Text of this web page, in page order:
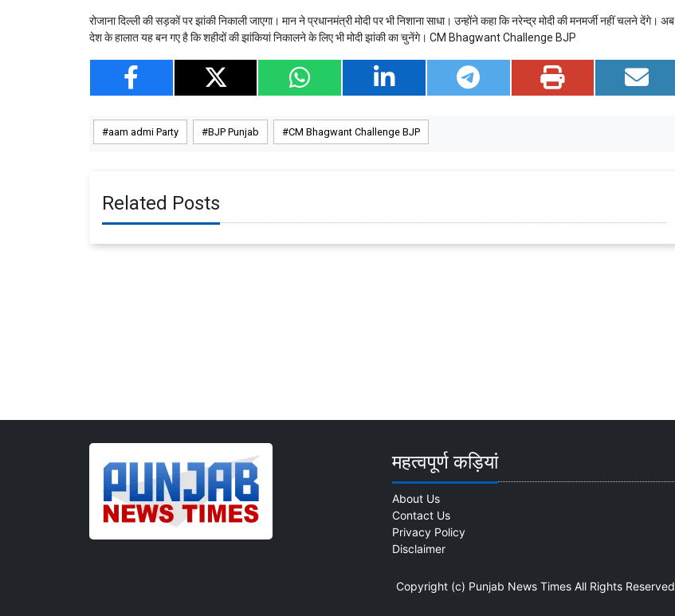
रोजाना दिल्ली की सड़कों पर झांकी निकाली जाएगा। मान ने प्रधानमंत्री मोदी पर भी निशाना साधा। उन्होंने कहा कि नरेन्द्र मोदी की मनमर्जी नहीं चलने देंगे। अब
देश के हालात यह बन गए है कि शहीदों की झांकियां निकालने के लिए भी मोदी झांकी का चुनेंगे। CM Bhagwant Challenge BJP
aam admi Party BJP Punjab CM Bhagwant Challenge BJP
Related Posts
महत्वपूर्ण कड़ियां
About Us
Contact Us
Privacy Policy
Disclaimer
Copyright (c) Punjab News Times All Rights Reserved